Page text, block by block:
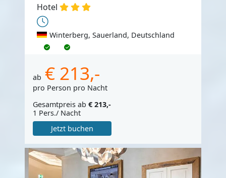
Hotel
Winterberg, Sauerland, Deutschland
ab € 213,-
pro Person pro Nacht
Gesamtpreis ab € 213,-
1 Pers./ Nacht
Jetzt buchen